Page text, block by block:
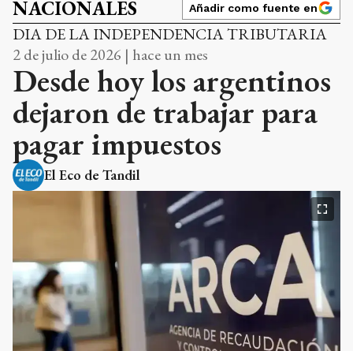
NACIONALES Añadir como fuente en
DIA DE LA INDEPENDENCIA TRIBUTARIA
2 de julio de 2026 | hace un mes
Desde hoy los argentinos
dejaron de trabajar para
pagar impuestos
El Eco de Tandil